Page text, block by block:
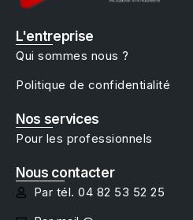
L'entreprise
Qui sommes nous ?
Politique de confidentialité
Nos services
Pour les professionnels
Nous contacter
Par tél. 04 82 53 52 25